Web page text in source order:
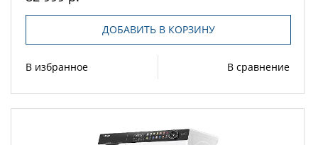
ДОБАВИТЬ В КОРЗИНУ
В избранное В сравнение